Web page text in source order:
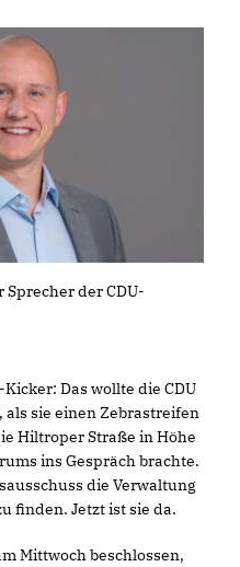
der CDU-
Das wollte die CDU
als sie einen Zebrastreifen
Hiltroper Straße in Höhe
ins Gespräch brachte.
die Verwaltung
finden. Jetzt ist sie da.
Mittwoch beschlossen,